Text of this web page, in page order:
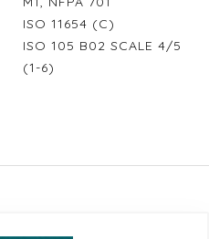
ISO 11654 (C)
ISO 105 B02 SCALE 4/5
(1-6)